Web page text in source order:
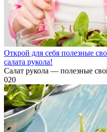
Открой для себя полезные
салата рукола!
Салат рукола — полезные
020